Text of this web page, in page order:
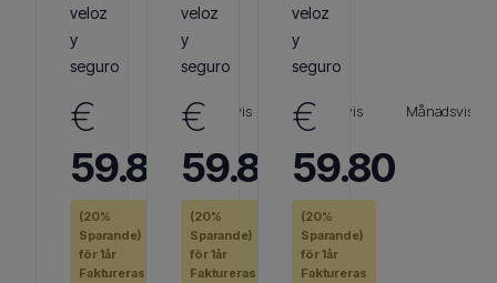
veloz
y
seguro
€
59.80
Månadsvis
(20%
Sparande)
för 1år
Faktureras
veloz
y
seguro
€
59.80
Månadsvis
(20%
Sparande)
för 1år
Faktureras
veloz
y
seguro
€
59.80
Månadsvis
(20%
Sparande)
för 1år
Faktureras